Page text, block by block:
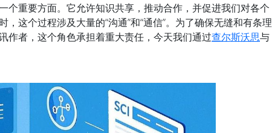
重要方面。它允许知识共享，推动合作，并促进我们对各个
这个过程涉及大量的“沟通”和“通信”。为了确保无缝和有条理
作者，这个角色承担着重大责任，今天我们通过查尔斯沃思与